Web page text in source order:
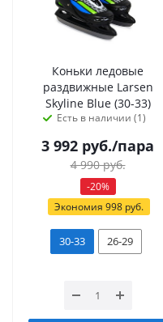
Коньки ледовые
раздвижные Larsen
Skyline Blue (30-33)
Есть в наличии (1)
3 992 руб./пара
4 990руб.
-20%
Экономия 998 руб.
30-33 26-29